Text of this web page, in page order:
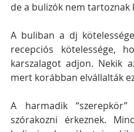
de a bulizók nem tartoznak
A buliban a dj
recepciós kötelessége,
karszalagot adjon. Nekik
mert korábban elvállalták
A harmadik
szórakozni érkeznek.